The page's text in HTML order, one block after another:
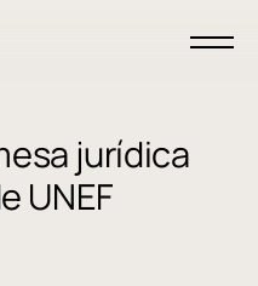
jurídica
UNEF